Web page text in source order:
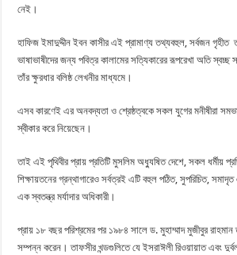
নেই।
হাফিজ ইমাদুদ্দীন ইবন কাসীর এই প্রামাণ্য তথ্যবহুল, সর্বজন গৃহীত
ভাষাভাষীদের জন্য পবিত্র কালামের সত্যিকারের রূপরেখা অতি স্বচ্ছ
তাঁর ক্ষুরধার বলিষ্ঠ লেখনীর মাধ্যমে।
এসব কারণেই এর অনবদ্যতা ও শ্রেষ্ঠত্বকে সকল যুগের মনীষীরা
স্বীকার করে নিয়েছেন।
তাই এই পৃথিবীর প্রায় প্রতিটি মুসলিম অধ্যুষিত দেশে, সকল ধর্মীয়
শিক্ষায়তনের গ্রন্থাগারেও সর্বত্রই এটি বহুল পঠিত, সুপরিচিত,
এক স্বতন্ত্র মর্যাদার অধিকারী।
প্রায় ১৮ বছর পরিশ্রমের পর ১৯৮৪ সালে ড. মুহাম্মাদ মুজীবুর রাহমান
সম্পন্ন করেন। তাফসীর খন্ডগুলিতে যে ইসরাঈলী রিওয়ায়াত এবং